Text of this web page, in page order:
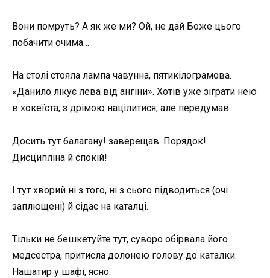
Вони помруть? А як же ми? Ой, не дай Боже цього
побачити очима…
На столі стояла лампа чавунна, пятикілограмова.
«Данило лікує лева від ангіни». Хотів уже зіграти нею
в хокеїста, з дрімою націлитися, але передумав.
Досить тут балагану! заверещав. Порядок!
Дисципліна й спокій!
І тут хворий ні з того, ні з сього підводиться (очі
заплющені) й сідає на каталці.
Тільки не бешкетуйте тут, суворо обірвала його
медсестра, притисла долонею голову до каталки.
Нашатир у шафі, ясно.